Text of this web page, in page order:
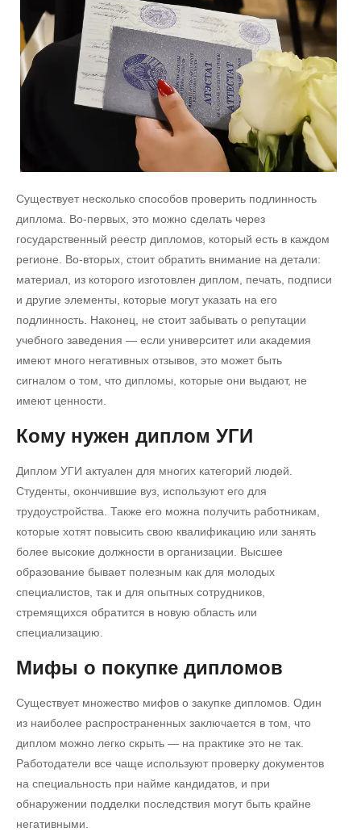
Существует несколько способов проверить подлинность
диплома. Во-первых, это можно сделать через
государственный реестр дипломов, который есть в каждом
регионе. Во-вторых, стоит обратить внимание на детали:
материал, из которого изготовлен диплом, печать, подписи
и другие элементы, которые могут указать на его
подлинность. Наконец, не стоит забывать о репутации
учебного заведения — если университет или академия
имеют много негативных отзывов, это может быть
сигналом о том, что дипломы, которые они выдают, не
имеют ценности.
Кому нужен диплом УГИ
Диплом УГИ актуален для многих категорий людей.
Студенты, окончившие вуз, используют его для
трудоустройства. Также его можна получить работникам,
которые хотят повысить свою квалификацию или занять
более высокие должности в организации. Высшее
образование бывает полезным как для молодых
специалистов, так и для опытных сотрудников,
стремящихся обратится в новую область или
специализацию.
Мифы о покупке дипломов
Существует множество мифов о закупке дипломов. Один
из наиболее распространенных заключается в том, что
диплом можно легко скрыть — на практике это не так.
Работодатели все чаще используют проверку документов
на специальность при найме кандидатов, и при
обнаружении подделки последствия могут быть крайне
негативными.